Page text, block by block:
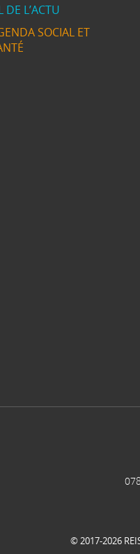
DE L’ACTU
SOCIAL ET
© 2017-2026